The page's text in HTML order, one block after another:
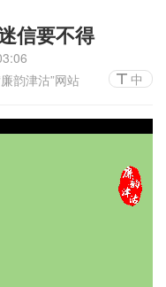
信要不得
韵津沽”网站
中